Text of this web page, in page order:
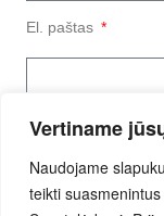
Vertiname
Naudojame
teikti
El. paštas
Užklausos tekstas